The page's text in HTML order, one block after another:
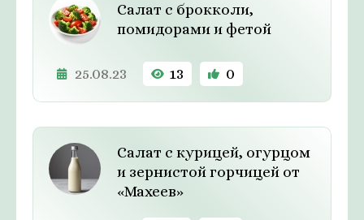
Салат с брокколи,
помидорами и фетой
25.08.23 13 0
Салат с курицей, огурцом
и зернистой горчицей от
«Махеев»